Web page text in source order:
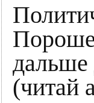
дальше
(читай